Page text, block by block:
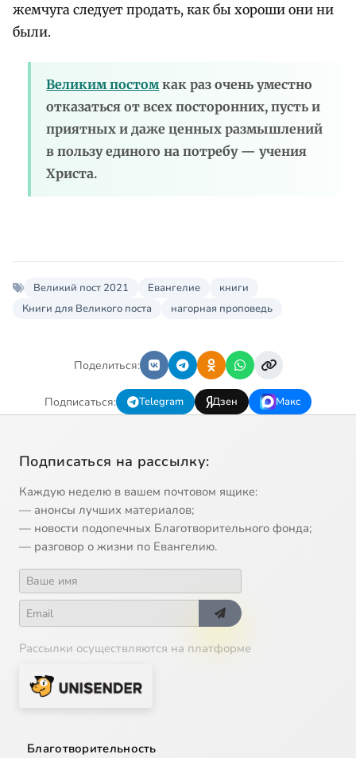
жемчуга следует продать, как бы хороши они ни
были.
Великим постомкак раз очень уместно
отказаться от всех посторонних, пусть и
приятных и даже ценных размышлений
в пользу единого на потребу — учения
Христа.
Великий пост 2021 Евангелие
книги
Книги для Великого поста
нагорная проповедь
Поделиться:
Подписаться: Telegram Дзен Макс
Подписаться на рассылку:
Каждую неделю в вашем почтовом ящике:
— анонсы лучших материалов;
— новости подопечных Благотворительного фонда;
— разговор о жизни по Евангелию.
Рассылки осуществляются на платформе
Благотворительность